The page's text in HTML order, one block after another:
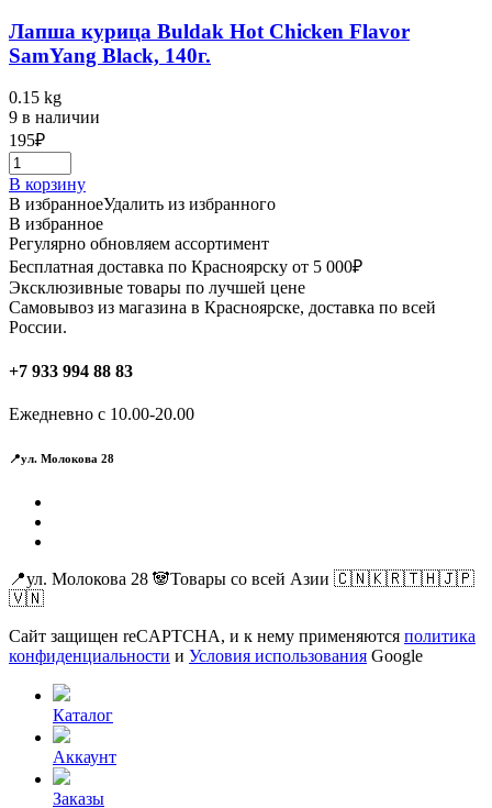
Лапша курица Buldak Hot Chicken Flavor
SamYang Black, 140г.
0.15 kg
9 в наличии
195₽
В корзину
В избранноеУдалить из избранного
В избранное
Регулярно обновляем ассортимент
Бесплатная доставка по Красноярску от 5 000₽
Эксклюзивные товары по лучшей цене
Самовывоз из магазина в Красноярске, доставка по всей
России.
+7 933 994 88 83
Ежедневно с 10.00-20.00
📍ул. Молокова 28
📍ул. Молокова 28 🐼Товары со всей Азии 🇨🇳🇰🇷🇹🇭🇯🇵
🇻🇳
Сайт защищен reCAPTCHA, и к нему применяются политика
конфиденциальности и Условия использования Google
Каталог
Аккаунт
Заказы